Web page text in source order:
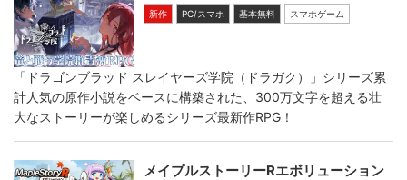
新作 PC/スマホ 基本無料 スマホゲーム
「ドラゴンブラッド スレイヤーズ学院（ドラガク）」シリーズ累
計人気の原作小説をベースに構築された、300万文字を超える壮
大なストーリーが楽しめるシリーズ最新作RPG！
メイプルストーリーRエボリューション